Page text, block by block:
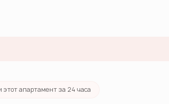
этот апартамент за 24 часа